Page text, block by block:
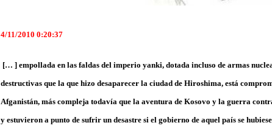
4/11/2010 0:20:37
[… ] empollada en las faldas del imperio yanki, dotada incluso de armas
destructivas que la que hizo desaparecer la ciudad de Hiroshima, está
Afganistán, más compleja todavía que la aventura de Kosovo y la guerra
y estuvieron a punto de sufrir un desastre si el gobierno de aquel país se